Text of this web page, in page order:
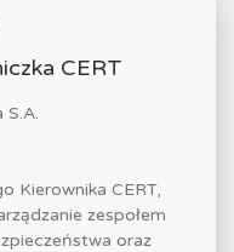
CERT
S.A.
Kierownika CERT,
zespołem
oraz